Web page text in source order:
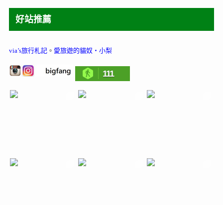
好站推薦
via’s旅行札記。 愛旅遊的貓奴‧小梨
111